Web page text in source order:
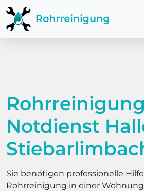
Rohrreinigung
Notdienst
Sie benötigen professionelle
Rohrreinigung in einer